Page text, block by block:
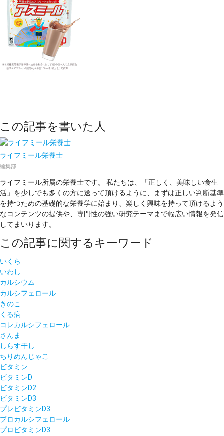
この記事を書いた人
ライフミール栄養士
編集部
ライフミール所属の栄養士です。 私たちは、「正しく、美味しい食生
活」を少しでも多くの方に送って頂けるように、まずは正しい判断基準
を持つための基礎的な栄養学に始まり、楽しく興味を持って頂けるよう
なコンテンツの提供や、専門性の強い研究テーマまで幅広い情報を発信
してまいります。
この記事に関するキーワード
いくら
いわし
カルシウム
カルシフェロール
きのこ
くる病
コレカルシフェロール
さんま
しらす干し
ちりめんじゃこ
ビタミン
ビタミンD
ビタミンD2
ビタミンD3
プレビタミンD3
プロカルシフェロール
プロビタミンD3